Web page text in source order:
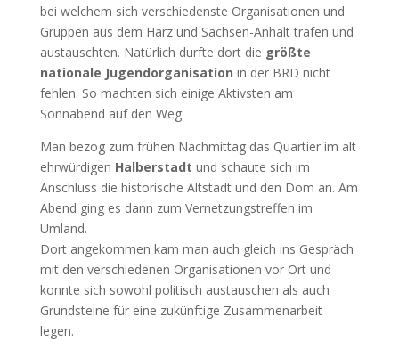
bei welchem sich verschiedenste Organisationen und
Gruppen aus dem Harz und Sachsen-Anhalt trafen und
austauschten. Natürlich durfte dort die größte
nationale Jugendorganisation in der BRD nicht
fehlen. So machten sich einige Aktivsten am
Sonnabend auf den Weg.
Man bezog zum frühen Nachmittag das Quartier im alt
ehrwürdigen Halberstadt und schaute sich im
Anschluss die historische Altstadt und den Dom an. Am
Abend ging es dann zum Vernetzungstreffen im
Umland.
Dort angekommen kam man auch gleich ins Gespräch
mit den verschiedenen Organisationen vor Ort und
konnte sich sowohl politisch austauschen als auch
Grundsteine für eine zukünftige Zusammenarbeit
legen.